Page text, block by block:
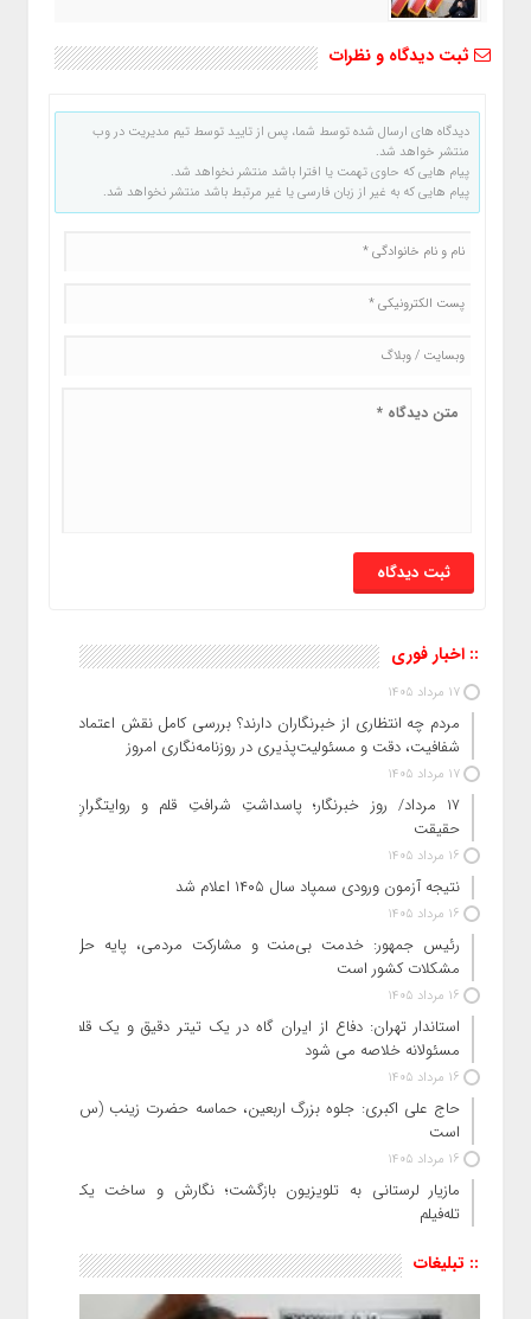
ثبت دیدگاه و نظرات
دیدگاه های ارسال شده توسط شما، پس از تایید توسط تیم مدیریت در وب
منتشر خواهد شد.
پیام هایی که حاوی تهمت یا افترا باشد منتشر نخواهد شد.
پیام هایی که به غیر از زبان فارسی یا غیر مرتبط باشد منتشر نخواهد شد.
:: اخبار فوری
17 مرداد 1405
مردم چه انتظاری از خبرنگاران دارند؟ بررسی کامل نقش اعتماد،
شفافیت، دقت و مسئولیت‌پذیری در روزنامه‌نگاری امروز
17 مرداد 1405
۱۷ مرداد/ روز خبرنگار؛ پاسداشتِ شرافتِ قلم و روایتگرانِ
حقیقت
16 مرداد 1405
نتیجه آزمون ورودی سمپاد سال ۱۴۰۵ اعلام شد
16 مرداد 1405
رئیس جمهور: خدمت بی‌منت و مشارکت مردمی، پایه حل
مشکلات کشور است
16 مرداد 1405
استاندار تهران: دفاع از ایران گاه در یک تیتر دقیق و یک قلم
مسئولانه خلاصه می شود
16 مرداد 1405
حاج‌ علی‌ اکبری: جلوه بزرگ اربعین، حماسه حضرت زینب (س)
است
16 مرداد 1405
مازیار لرستانی به تلویزیون بازگشت؛ نگارش و ساخت یک
تله‌فیلم
:: تبلیغات